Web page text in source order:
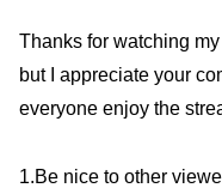
Thanks for watching
but I appreciate your
everyone enjoy the
1.Be nice to other